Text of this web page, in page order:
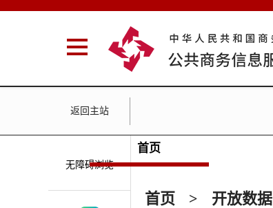
返回主站
首页
首页 > 开放数据
无障碍浏览